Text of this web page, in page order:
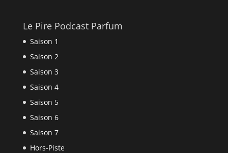
Le Pire Podcast Parfum
Saison 1
Saison 2
Saison 3
Saison 4
Saison 5
Saison 6
Saison 7
Hors-Piste